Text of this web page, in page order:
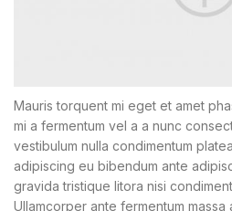
Mauris torquent mi eget et amet
mi a fermentum vel a a nunc
vestibulum nulla condimentum
adipiscing eu bibendum ante
gravida tristique litora nisi
Ullamcorper ante fermentum